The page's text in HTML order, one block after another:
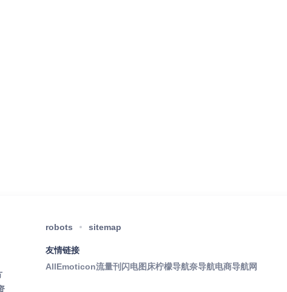
robots sitemap
友情链接
AllEmoticon流量刊 闪电图床柠檬导航奈导航电商导航网